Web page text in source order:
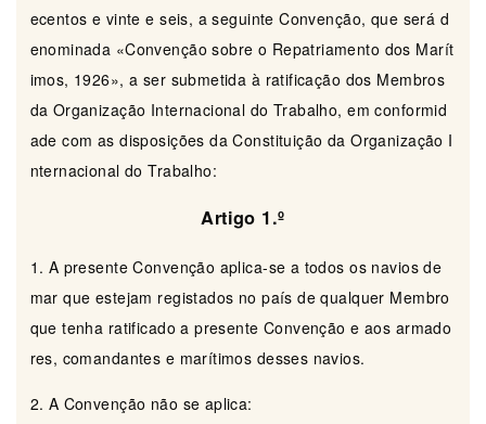
ecentos e vinte e seis, a seguinte Convenção, que será d
enominada «Convenção sobre o Repatriamento dos Marít
imos, 1926», a ser submetida à ratificação dos Membros
da Organização Internacional do Trabalho, em conformid
ade com as disposições da Constituição da Organização I
nternacional do Trabalho:
Artigo 1.º
1. A presente Convenção aplica-se a todos os navios de
mar que estejam registados no país de qualquer Membro
que tenha ratificado a presente Convenção e aos armado
res, comandantes e marítimos desses navios.
2. A Convenção não se aplica: